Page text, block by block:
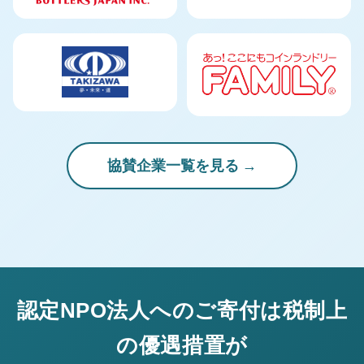
協賛企業一覧を見る
認定NPO法人へのご寄付は税制上
の優遇措置が